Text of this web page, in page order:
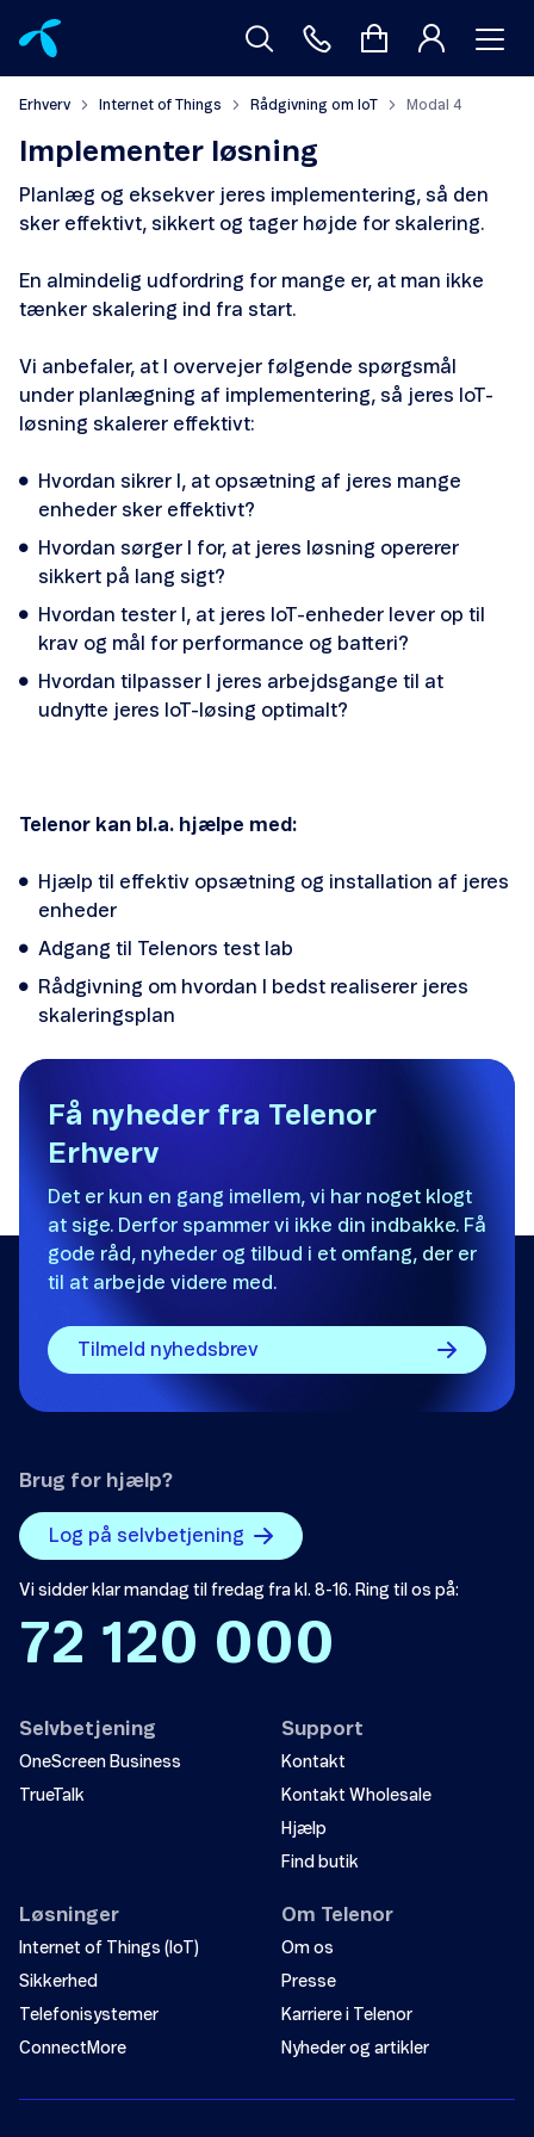
Erhverv Internet of Things Rådgivning om IoT Modal 4
Implementer løsning
Planlæg og eksekver jeres implementering, så den
sker effektivt, sikkert og tager højde for skalering.
En almindelig udfordring for mange er, at man ikke
tænker skalering ind fra start.
Vi anbefaler, at I overvejer følgende spørgsmål
under planlægning af implementering, så jeres IoT-
løsning skalerer effektivt:
Hvordan sikrer I, at opsætning af jeres mange
enheder sker effektivt?
Hvordan sørger I for, at jeres løsning opererer
sikkert på lang sigt?
Hvordan tester I, at jeres IoT-enheder lever op til
krav og mål for performance og batteri?
Hvordan tilpasser I jeres arbejdsgange til at
udnytte jeres IoT-løsing optimalt?
Telenor kan bl.a. hjælpe med:
Hjælp til effektiv opsætning og installation af jeres
enheder
Adgang til Telenors test lab
Rådgivning om hvordan I bedst realiserer jeres
skaleringsplan
Få nyheder fra Telenor
Erhverv
Det er kun en gang imellem, vi har noget klogt
at sige. Derfor spammer vi ikke din indbakke. Få
gode råd, nyheder og tilbud i et omfang, der er
til at arbejde videre med.
Tilmeld nyhedsbrev
Brug for hjælp?
Log på selvbetjening
Vi sidder klar mandag til fredag fra kl. 8-16. Ring til os på:
72 120 000
Selvbetjening
OneScreen Business
TrueTalk
Support
Kontakt
Kontakt Wholesale
Hjælp
Find butik
Løsninger
Internet of Things (IoT)
Sikkerhed
Telefonisystemer
ConnectMore
Om Telenor
Om os
Presse
Karriere i Telenor
Nyheder og artikler